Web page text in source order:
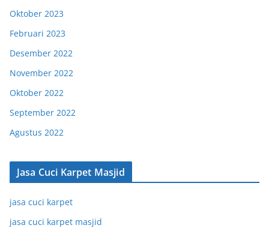
Oktober 2023
Februari 2023
Desember 2022
November 2022
Oktober 2022
September 2022
Agustus 2022
Jasa Cuci Karpet Masjid
jasa cuci karpet
jasa cuci karpet masjid